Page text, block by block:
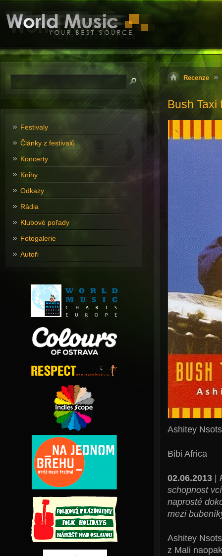
Recenze
Bush Taxi
Ashitey
Bibi Africa
02.06.2013|
schopnost
naprosté
mezi
Ashitey
z Mali
Festivaly
Články z festivalů
Koncerty
Knihy
Odkazy
Rádia
Klubové pořady
Fotogalerie
Autoři